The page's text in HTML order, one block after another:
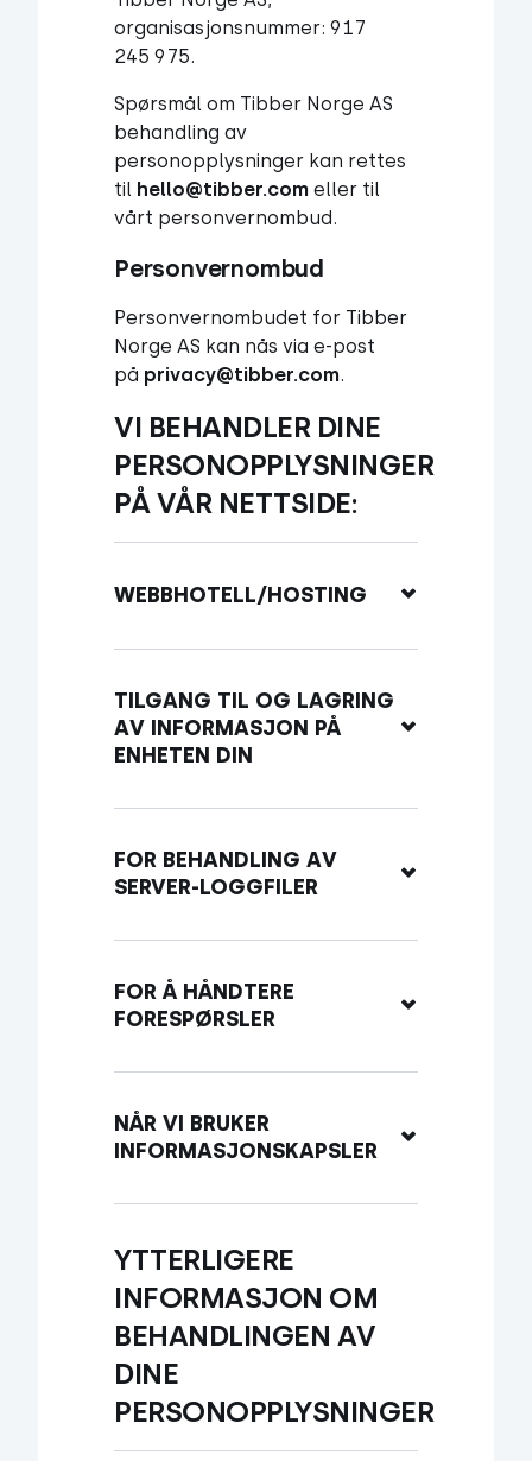
organisasjonsnummer: 917
245 975.
Spørsmål om Tibber Norge AS
behandling av
personopplysninger kan rettes
til hello@tibber.com eller til
vårt personvernombud.
Personvernombud
Personvernombudet for Tibber
Norge AS kan nås via e-post
på privacy@tibber.com.
VI BEHANDLER DINE
PERSONOPPLYSNINGER
PÅ VÅR NETTSIDE:
WEBBHOTELL/HOSTING
TILGANG TIL OG LAGRING
AV INFORMASJON PÅ
ENHETEN DIN
FOR BEHANDLING AV
SERVER-LOGGFILER
FOR Å HÅNDTERE
FORESPØRSLER
NÅR VI BRUKER
INFORMASJONSKAPSLER
YTTERLIGERE
INFORMASJON OM
BEHANDLINGEN AV
DINE
PERSONOPPLYSNINGER